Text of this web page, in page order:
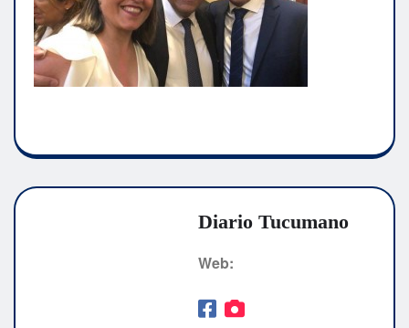
Diario Tucumano
Web: